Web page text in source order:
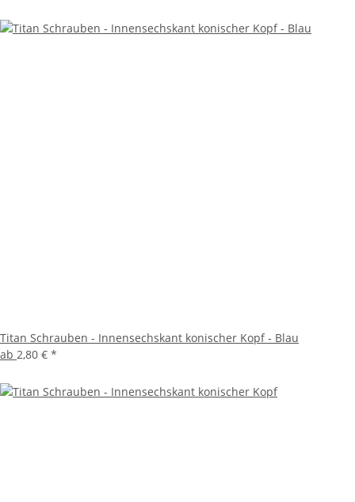
Titan Schrauben - Innensechskant konischer Kopf - Blau
ab 2,80 € *